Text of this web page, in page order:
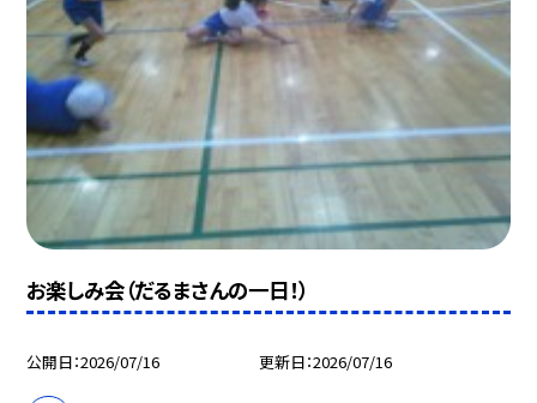
お楽しみ会（だるまさんの一日！）
公開日 2026/07/16 更新日 2026/07/16